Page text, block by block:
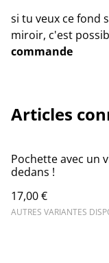
si tu veux ce fond
miroir, c'est
commande
Articles
Pochette avec un
dedans !
17,00 €
AUTRES VARIANTES